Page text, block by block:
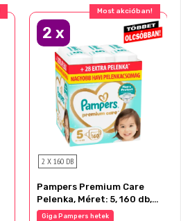
Most akcióban!
2 x
2 X 160 DB
Pampers Premium Care
Pelenka, Méret: 5, 160 db,
11kg-16kg
Giga Pampers hetek